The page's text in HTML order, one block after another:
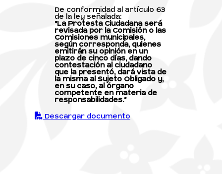
De conformidad al artículo 63
de la ley señalada:
"La Protesta Ciudadana será
revisada por la Comisión o las
Comisiones municipales,
según corresponda, quienes
emitirán su opinión en un
plazo de cinco días, dando
contestación al ciudadano
que la presentó, dará vista de
la misma al Sujeto Obligado y,
en su caso, al órgano
competente en materia de
responsabilidades."
Descargar documento